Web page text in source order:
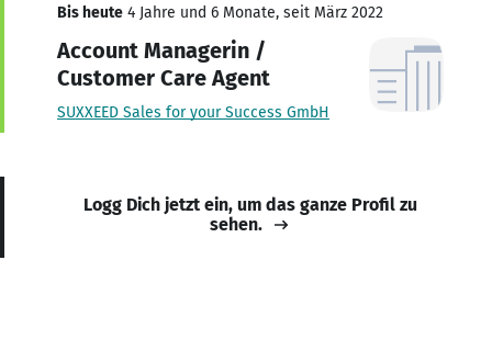
Bis heute 4 Jahre und 6 Monate, seit März 2022
Account Managerin /
Customer Care Agent
SUXXEED Sales for your Success GmbH
Logg Dich jetzt ein, um das ganze Profil zu
sehen.